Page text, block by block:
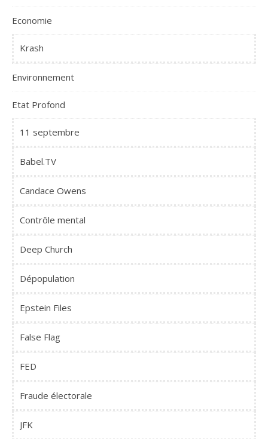
Economie
Krash
Environnement
Etat Profond
11 septembre
Babel.TV
Candace Owens
Contrôle mental
Deep Church
Dépopulation
Epstein Files
False Flag
FED
Fraude électorale
JFK